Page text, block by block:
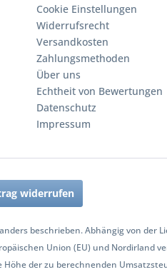
Cookie Einstellungen
Widerrufsrecht
Versandkosten
Zahlungsmethoden
Über uns
Echtheit von Bewertungen
Datenschutz
Impressum
widerrufen
beschrieben. Abhängig von der
Union (EU) und Nordirland
der zu berechnenden